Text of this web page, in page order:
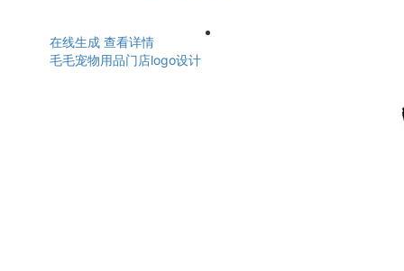
在线生成 查看详情
毛毛宠物用品门店logo设计